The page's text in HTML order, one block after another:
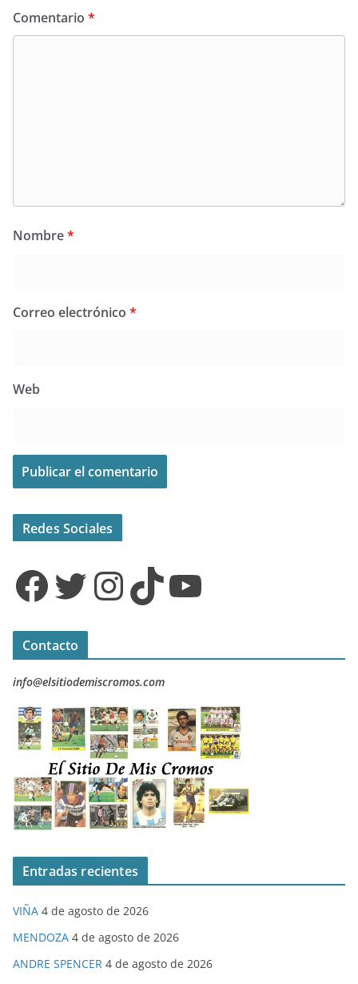
Comentario *
Nombre*
Correo electrónico *
Web
Redes Sociales
Facebook Twitter InstagramTikTok YouTube
Contacto
info@elsitiodemiscromos.com
Entradas recientes
VIÑA 4 de agosto de 2026
MENDOZA 4 de agosto de 2026
ANDRE SPENCER 4 de agosto de 2026